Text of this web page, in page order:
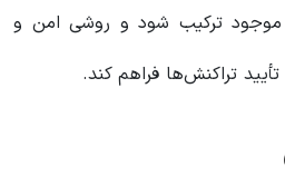
ترکیب شود و روشی امن و
تراکنش‌ها فراهم کند.